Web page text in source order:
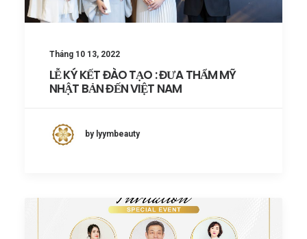
Tháng 10 13, 2022
LỄ KÝ KẾT ĐÀO TẠO : ĐƯA THẨM MỸ
NHẬT BẢN ĐẾN VIỆT NAM
by lyymbeauty